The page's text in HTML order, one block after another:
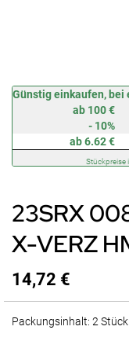
Günstig einkaufen, bei
ab 100 €
- 10%
ab 6.62 €
Stückpreise
23SRX
X-VERZ
14,72 €
Packungsinhalt: 2
Zum
Anfang
springen